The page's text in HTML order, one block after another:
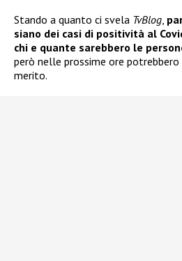
Stando a quanto ci svela TvBlog,
siano dei casi di positività al
chi e quante sarebbero le
però nelle prossime ore
merito.